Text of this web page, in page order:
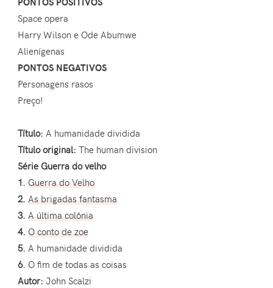
Space opera
Harry Wilson e Ode Abumwe
Alienígenas
PONTOS NEGATIVOS
Personagens rasos
Preço!
Título: A humanidade dividida
Título original: The human division
Série Guerra do velho
1. Guerra do Velho
2. As brigadas fantasma
3. A última colônia
4. O conto de zoe
5. A humanidade dividida
6. O fim de todas as coisas
Autor: John Scalzi